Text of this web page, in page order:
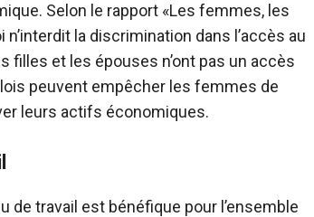
Selon le rapport «Les femmes, les
la discrimination dans l’accès au
filles et les épouses n’ont pas un accès
peuvent empêcher les femmes de
leurs actifs économiques.
travail est bénéfique pour l’ensemble